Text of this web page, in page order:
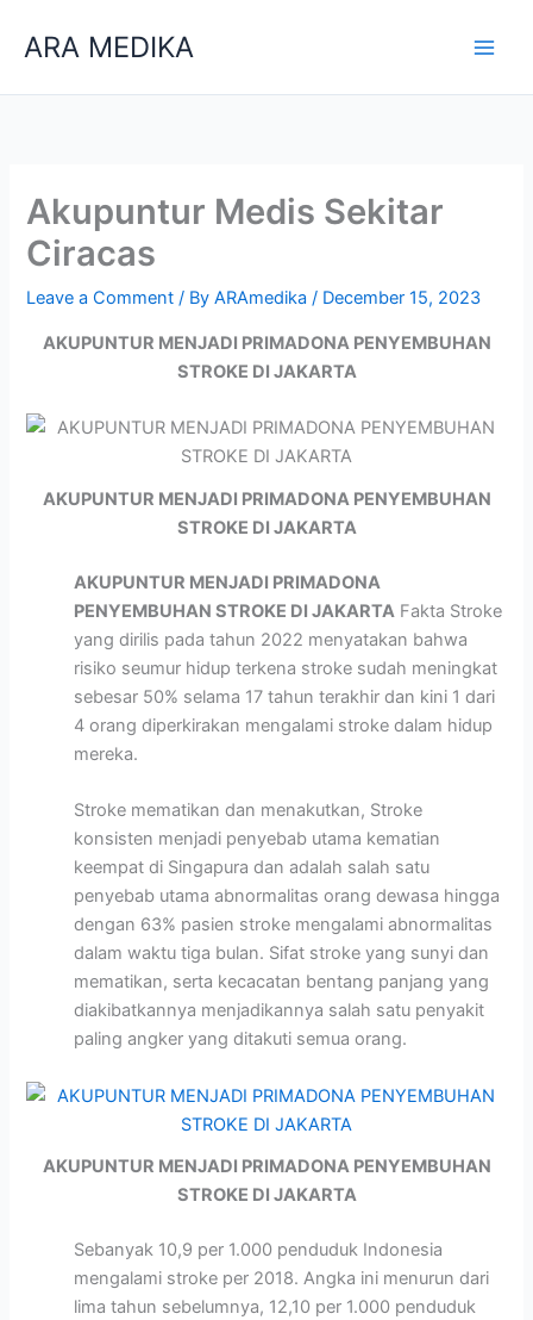
ARA MEDIKA
Akupuntur Medis Sekitar
Ciracas
Leave a Comment / ByARAmedika/ December 15, 2023
AKUPUNTUR MENJADI PRIMADONA PENYEMBUHAN
STROKE DI JAKARTA
AKUPUNTUR MENJADI PRIMADONA PENYEMBUHAN
STROKE DI JAKARTA
AKUPUNTUR MENJADI PRIMADONA
PENYEMBUHAN STROKE DI JAKARTA Fakta Stroke
yang dirilis pada tahun 2022 menyatakan bahwa
risiko seumur hidup terkena stroke sudah meningkat
sebesar 50% selama 17 tahun terakhir dan kini 1 dari
4 orang diperkirakan mengalami stroke dalam hidup
mereka.
Stroke mematikan dan menakutkan, Stroke
konsisten menjadi penyebab utama kematian
keempat di Singapura dan adalah salah satu
penyebab utama abnormalitas orang dewasa hingga
dengan 63% pasien stroke mengalami abnormalitas
dalam waktu tiga bulan. Sifat stroke yang sunyi dan
mematikan, serta kecacatan bentang panjang yang
diakibatkannya menjadikannya salah satu penyakit
paling angker yang ditakuti semua orang.
AKUPUNTUR MENJADI PRIMADONA PENYEMBUHAN
STROKE DI JAKARTA
Sebanyak 10,9 per 1.000 penduduk Indonesia
mengalami stroke per 2018. Angka ini menurun dari
lima tahun sebelumnya, 12,10 per 1.000 penduduk